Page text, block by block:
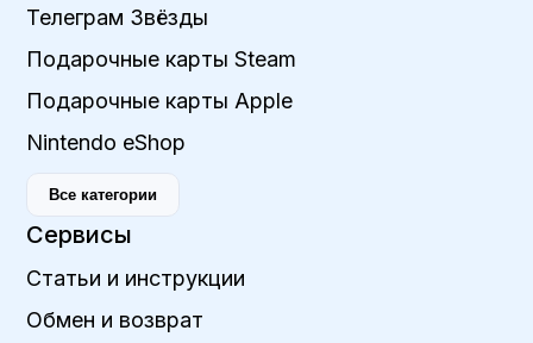
Телеграм Звёзды
Подарочные карты Steam
Подарочные карты Apple
Nintendo eShop
Все категории
Сервисы
Статьи и инструкции
Обмен и возврат